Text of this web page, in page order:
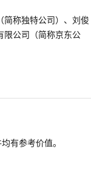
称独特公司）、刘俊
限公司（简称京东公
有参考价值。